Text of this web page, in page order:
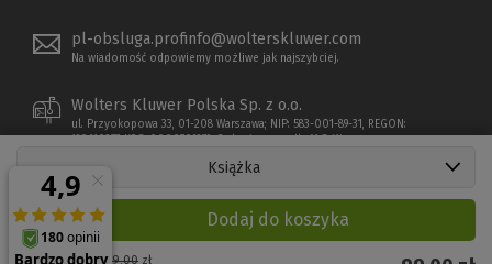
Książka
Cena regularna:99,00zł
Dodaj do koszyka
pl-obsluga.profinfo@wolterskluwer.com
Na wiadomość odpowiemy możliwe jak najszybciej.
Wolters Kluwer Polska Sp. z o.o.
ul. Przyokopowa 33, 01-208 Warszawa; NIP: 583-001-89-31, REGON:
190610277, KRS: 0000709879, Sąd rejonowy dla M.S. Warszawy